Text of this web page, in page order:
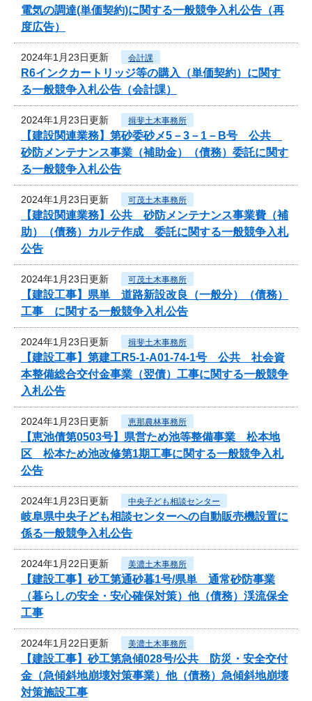
電気の調達(単価契約)に関する一般競争入札公告（再
度広告）
2024年1月23日更新 会計課
R6インクカートリッジ等の購入（単価契約）に関す
る一般競争入札公告（会計課）
2024年1月23日更新 揖斐土木事務所
【建設関連業務】第砂委砂メ5－3－1－B号 公共
砂防メンテナンス事業（補助金）（債務）委託に関す
る一般競争入札公告
2024年1月23日更新 可茂土木事務所
【建設関連業務】公共 砂防メンテナンス事業費（補
助）（債務）カルテ作成 委託に関する一般競争入札
公告
2024年1月23日更新 可茂土木事務所
【建設工事】県単 道路新設改良（一般分）（債務）
工事 に関する一般競争入札公告
2024年1月23日更新 揖斐土木事務所
【建設工事】第建工R5-1-A01-74-1号 公共 社会資
本整備総合交付金事業（翌債）工事に関する一般競争
入札公告
2024年1月23日更新 恵那農林事務所
【恵池債第0503号】県営ため池等整備事業 松本地
区 松本ため池改修第1期工事に関する一般競争入札
公告
2024年1月23日更新 中央子ども相談センター
岐阜県中央子ども相談センターへの自動販売機設置に
係る一般競争入札公告
2024年1月22日更新 美濃土木事務所
【建設工事】砂工第通砂暮1号/県単 通常砂防事業
（暮らしの安全・安心確保対策）他（債務）渓流保全
工事
2024年1月22日更新 美濃土木事務所
【建設工事】砂工第急傾028号/公共 防災・安全交付
金（急傾斜地崩壊対策事業）他（債務）急傾斜地崩壊
対策施設工事